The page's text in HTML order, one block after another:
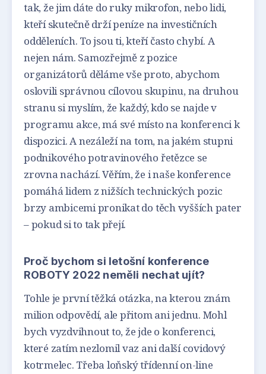
tak, že jim dáte do ruky mikrofon, nebo lidi,
kteří skutečně drží peníze na investičních
odděleních. To jsou ti, kteří často chybí. A
nejen nám. Samozřejmě z pozice
organizátorů děláme vše proto, abychom
oslovili správnou cílovou skupinu, na druhou
stranu si myslím, že každý, kdo se najde v
programu akce, má své místo na konferenci k
dispozici. A nezáleží na tom, na jakém stupni
podnikového potravinového řetězce se
zrovna nachází. Věřím, že i naše konference
pomáhá lidem z nižších technických pozic
brzy ambicemi pronikat do těch vyšších pater
– pokud si to tak přejí.
Proč bychom si letošní konference
ROBOTY 2022 neměli nechat ujít?
Tohle je první těžká otázka, na kterou znám
milion odpovědí, ale přitom ani jednu. Mohl
bych vyzdvihnout to, že jde o konferenci,
které zatím nezlomil vaz ani další covidový
kotrmelec. Třeba loňský třídenní on-line